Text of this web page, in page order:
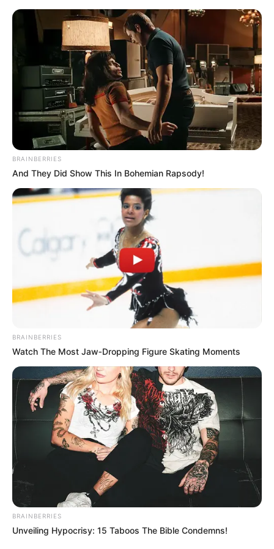
#TORTA OD MALINE
3 JEDNOSTAVNE I BRZE TORTE KOJE
OBOŽAVAMO